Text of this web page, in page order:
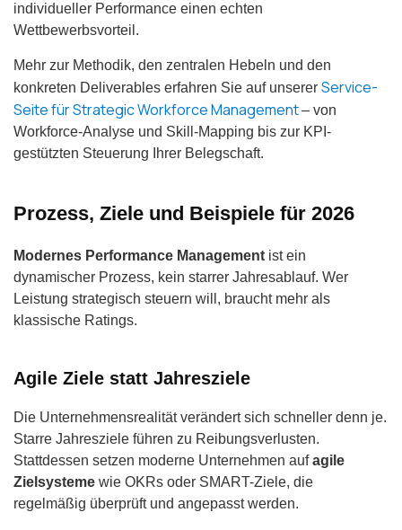
individueller Performance einen echten
Wettbewerbsvorteil.
Mehr zur Methodik, den zentralen Hebeln und den
konkreten Deliverables erfahren Sie auf unserer Service-
Seite für Strategic Workforce Management– von
Workforce-Analyse und Skill-Mapping bis zur KPI-
gestützten Steuerung Ihrer Belegschaft.
Prozess, Ziele und Beispiele für 2026
Modernes Performance Management ist ein
dynamischer Prozess, kein starrer Jahresablauf. Wer
Leistung strategisch steuern will, braucht mehr als
klassische Ratings.
Agile Ziele statt Jahresziele
Die Unternehmensrealität verändert sich schneller denn je.
Starre Jahresziele führen zu Reibungsverlusten.
Stattdessen setzen moderne Unternehmen aufagile
Zielsysteme wie OKRs oder SMART-Ziele, die
regelmäßig überprüft und angepasst werden.